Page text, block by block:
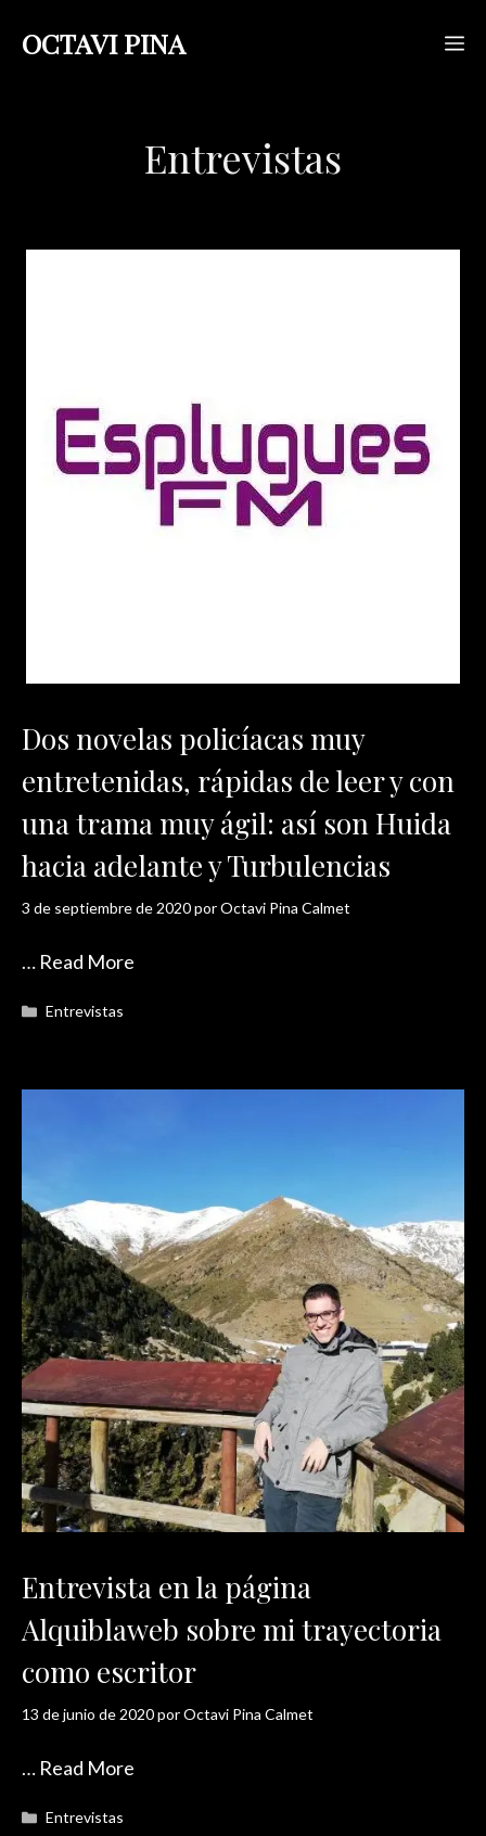
OCTAVI PINA
Entrevistas
Dos novelas policíacas muy
entretenidas, rápidas de leer y con
una trama muy ágil: así son Huida
hacia adelante y Turbulencias
3 de septiembre de 2020porOctavi Pina Calmet
… Read More
Categorías
Entrevistas
Entrevista en la página
Alquiblaweb sobre mi trayectoria
como escritor
13 de junio de 2020porOctavi Pina Calmet
… Read More
Categorías
Entrevistas